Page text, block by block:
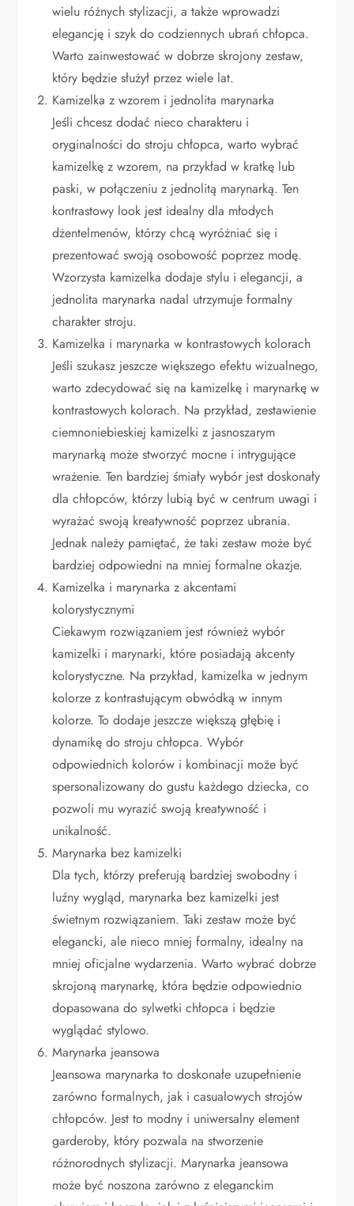
wielu różnych stylizacji, a także wprowadzi
elegancję i szyk do codziennych ubrań chłopca.
Warto zainwestować w dobrze skrojony zestaw,
który będzie służył przez wiele lat.
Kamizelka z wzorem i jednolita marynarka
Jeśli chcesz dodać nieco charakteru i
oryginalności do stroju chłopca, warto wybrać
kamizelkę z wzorem, na przykład w kratkę lub
paski, w połączeniu z jednolitą marynarką. Ten
kontrastowy look jest idealny dla młodych
dżentelmenów, którzy chcą wyróżniać się i
prezentować swoją osobowość poprzez modę.
Wzorzysta kamizelka dodaje stylu i elegancji, a
jednolita marynarka nadal utrzymuje formalny
charakter stroju.
Kamizelka i marynarka w kontrastowych kolorach
Jeśli szukasz jeszcze większego efektu wizualnego,
warto zdecydować się na kamizelkę i marynarkę w
kontrastowych kolorach. Na przykład, zestawienie
ciemnoniebieskiej kamizelki z jasnoszarym
marynarką może stworzyć mocne i intrygujące
wrażenie. Ten bardziej śmiały wybór jest doskonały
dla chłopców, którzy lubią być w centrum uwagi i
wyrażać swoją kreatywność poprzez ubrania.
Jednak należy pamiętać, że taki zestaw może być
bardziej odpowiedni na mniej formalne okazje.
Kamizelka i marynarka z akcentami
kolorystycznymi
Ciekawym rozwiązaniem jest również wybór
kamizelki i marynarki, które posiadają akcenty
kolorystyczne. Na przykład, kamizelka w jednym
kolorze z kontrastującym obwódką w innym
kolorze. To dodaje jeszcze większą głębię i
dynamikę do stroju chłopca. Wybór
odpowiednich kolorów i kombinacji może być
spersonalizowany do gustu każdego dziecka, co
pozwoli mu wyrazić swoją kreatywność i
unikalność.
Marynarka bez kamizelki
Dla tych, którzy preferują bardziej swobodny i
luźny wygląd, marynarka bez kamizelki jest
świetnym rozwiązaniem. Taki zestaw może być
elegancki, ale nieco mniej formalny, idealny na
mniej oficjalne wydarzenia. Warto wybrać dobrze
skrojoną marynarkę, która będzie odpowiednio
dopasowana do sylwetki chłopca i będzie
wyglądać stylowo.
Marynarka jeansowa
Jeansowa marynarka to doskonałe uzupełnienie
zarówno formalnych, jak i casualowych strojów
chłopców. Jest to modny i uniwersalny element
garderoby, który pozwala na stworzenie
różnorodnych stylizacji. Marynarka jeansowa
może być noszona zarówno z eleganckim